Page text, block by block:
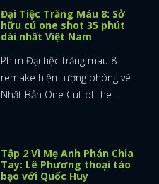
Đại Tiệc Trăng Máu 8: Sở
hữu cú one shot 35 phút
dài nhất Việt Nam
Phim Đại tiệc trăng máu 8
remake hiện tượng phòng vé
Nhật Bản One Cut of the ...
Tập 2 Vì Mẹ Anh Phán Chia
Tay: Lê Phương thoại táo
bạo với Quốc Huy